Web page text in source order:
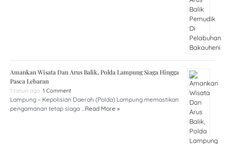
Amankan Wisata Dan Arus Balik, Polda Lampung Siaga Hingga
Pasca Lebaran
1 tahun ago 1 Comment
Lampung – Kepolisian Daerah (Polda) Lampung memastikan
pengamanan tetap siaga …Read More »